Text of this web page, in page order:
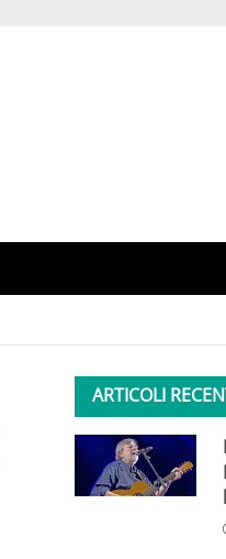
ARTICOLI